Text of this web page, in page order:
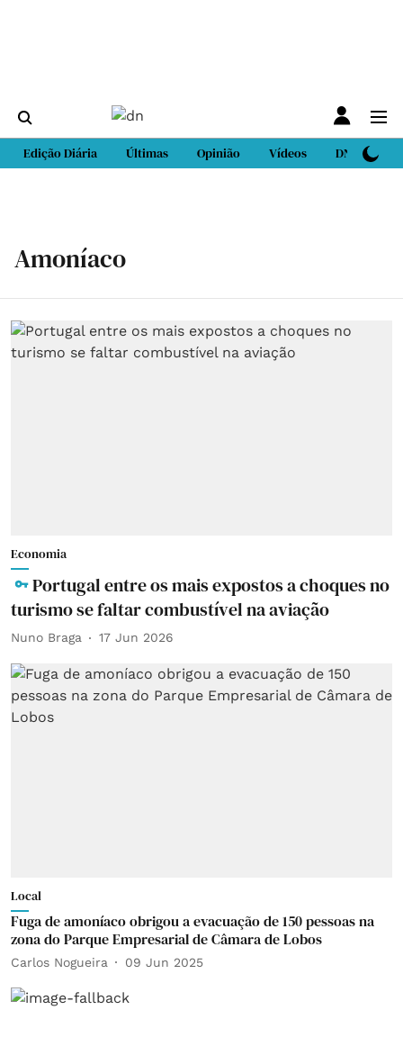
Edição Diária Últimas Opinião Vídeos DN Sport
Amoníaco
Economia
Portugal entre os mais expostos a choques no
turismo se faltar combustível na aviação
Nuno Braga 17 Jun 2026
Local
Fuga de amoníaco obrigou a evacuação de 150 pessoas na
zona do Parque Empresarial de Câmara de Lobos
Carlos Nogueira 09 Jun 2025